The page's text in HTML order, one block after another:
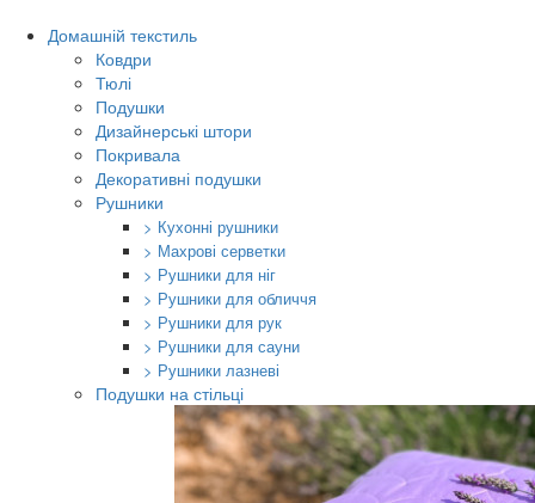
Домашній текстиль
Ковдри
Тюлі
Подушки
Дизайнерські штори
Покривала
Декоративні подушки
Рушники
> Кухонні рушники
> Махрові серветки
> Рушники для ніг
> Рушники для обличчя
> Рушники для рук
> Рушники для сауни
> Рушники лазневі
Подушки на стільці